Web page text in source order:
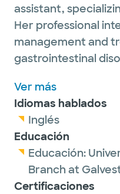
assistant,
Her professional
management and
gastrointestinal
inflammatory
and biliary diseases.
She is passionate
patients and
healthcare.
Ver más
Idiomas hablados
Inglés
Educación
Educación:
Branch at
Certificaciones